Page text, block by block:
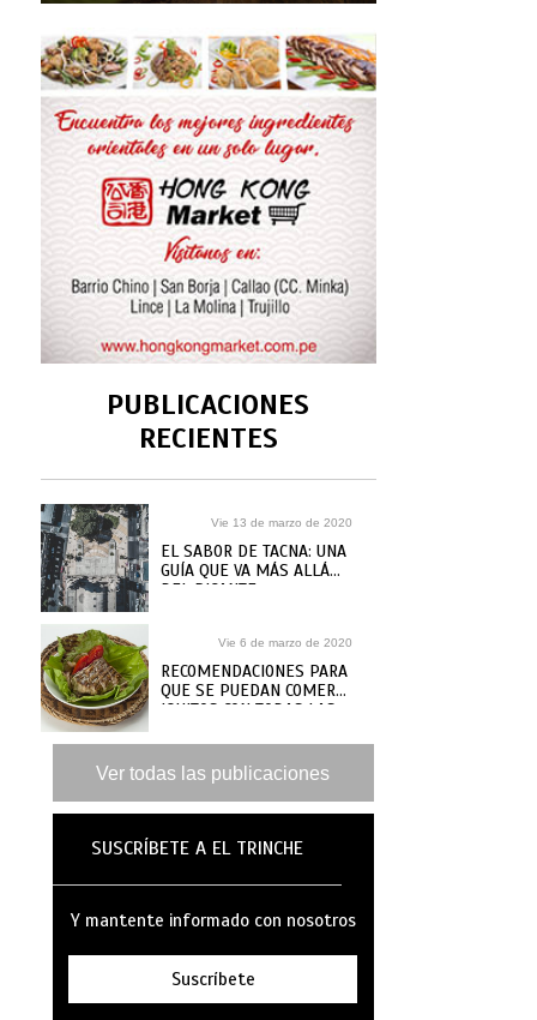
PUBLICACIONES
RECIENTES
Vie 13 de marzo de 2020
EL SABOR DE TACNA: UNA
GUÍA QUE VA MÁS ALLÁ
DEL PICANTE
Vie 6 de marzo de 2020
RECOMENDACIONES PARA
QUE SE PUEDAN COMER
IQUITOS CON TODAS LAS
Ver todas las publicaciones
SUSCRÍBETE A EL TRINCHE
Y mantente informado con nosotros
Suscríbete